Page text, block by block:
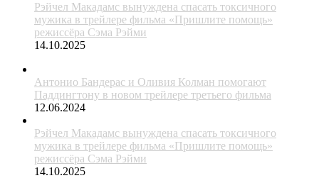
Рэйчел Макадамс вынуждена спасать токсичного
мужика в трейлере фильма «Пришлите помощь»
режиссёра Сэма Рэйми
14.10.2025
Антонио Бандерас и Оливия Колман помогают
Паддингтону в новом трейлере третьего фильма
12.06.2024
Рэйчел Макадамс вынуждена спасать токсичного
мужика в трейлере фильма «Пришлите помощь»
режиссёра Сэма Рэйми
14.10.2025